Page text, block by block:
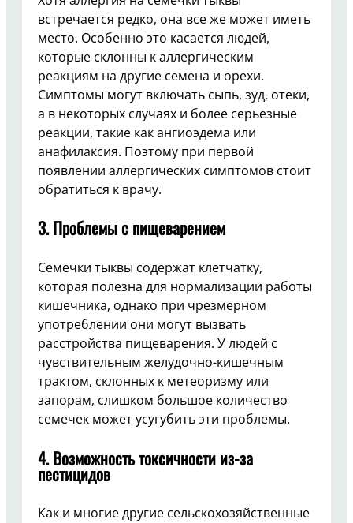
встречается редко, она все же может иметь
место. Особенно это касается людей,
которые склонны к аллергическим
реакциям на другие семена и орехи.
Симптомы могут включать сыпь, зуд, отеки,
а в некоторых случаях и более серьезные
реакции, такие как ангиоэдема или
анафилаксия. Поэтому при первой
появлении аллергических симптомов стоит
обратиться к врачу.
3. Проблемы с пищеварением
Семечки тыквы содержат клетчатку,
которая полезна для нормализации работы
кишечника, однако при чрезмерном
употреблении они могут вызвать
расстройства пищеварения. У людей с
чувствительным желудочно-кишечным
трактом, склонных к метеоризму или
запорам, слишком большое количество
семечек может усугубить эти проблемы.
4. Возможность токсичности из-за
пестицидов
Как и многие другие сельскохозяйственные